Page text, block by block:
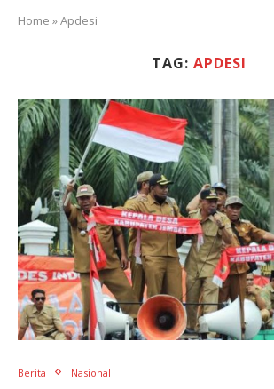
Home »Apdesi
TAG: APDESI
Berita Nasional